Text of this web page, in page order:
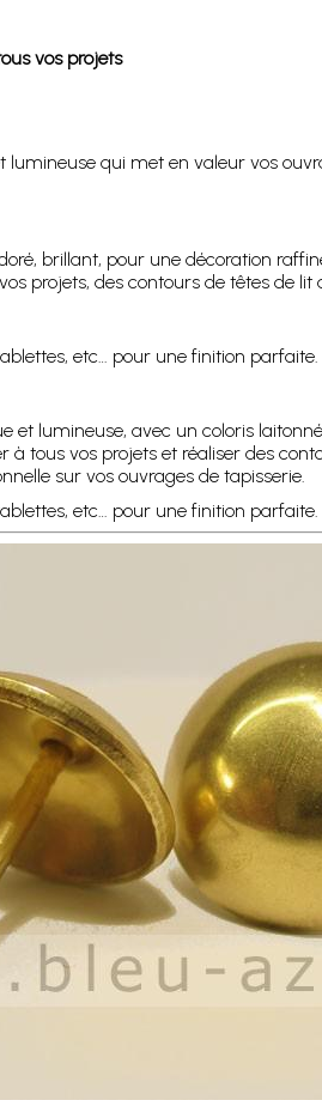
vos projets
qui met en valeur vos
brillant, pour une décoration
projets, des contours de têtes de lit
etc… pour une finition parfaite.
et lumineuse, avec un coloris
tous vos projets et réaliser des
sur vos ouvrages de tapisserie.
etc… pour une finition parfaite.